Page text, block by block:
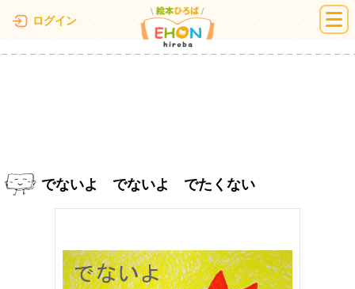
ログイン 絵本ひろば
でないよ でないよ でたくない